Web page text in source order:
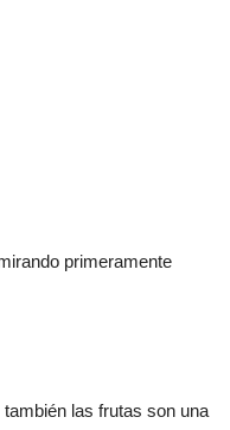
primeramente
las frutas son una